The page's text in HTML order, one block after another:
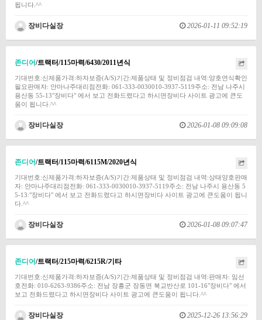
됩니다.^^
장비다실장 2026-01-11 09:52:19
존디어/트랙터/115마력/6430/2011년식
기대번호:신제품가격:하자보증(A/S)기간:제품상태 및 정비점검 내역:양호연식확인
필요판매자: 얀마나주대리점전화: 061-333-0030010-3937-5119주소: 전남 나주시
용산동 55-13"장비다" 에서 보고 전화드렸다고 하시면장비다 사이트 광고에 큰도
움이 됩니다.^^
장비다실장 2026-01-08 09:09:08
존디어/트랙터/115마력/6115M/2020년식
기대번호:신제품가격:하자보증(A/S)기간:제품상태 및 정비점검 내역:상태양호판매
자: 얀마나주대리점전화: 061-333-0030010-3937-5119주소: 전남 나주시 용산동 5
5-13:"장비다" 에서 보고 전화드렸다고 하시면장비다 사이트 광고에 큰도움이 됩니
다.^^
장비다실장 2026-01-08 09:07:47
존디어/트랙터/215마력/6215R/기타
기대번호:신제품가격:하자보증(A/S)기간:제품상태 및 정비점검 내역:판매자: 임선
호전화: 010-6263-9386주소: 전남 장흥군 장동면 북교반산로 101-16"장비다" 에서
보고 전화드렸다고 하시면장비다 사이트 광고에 큰도움이 됩니다.^^
장비다실장 2025-12-26 13:56:29